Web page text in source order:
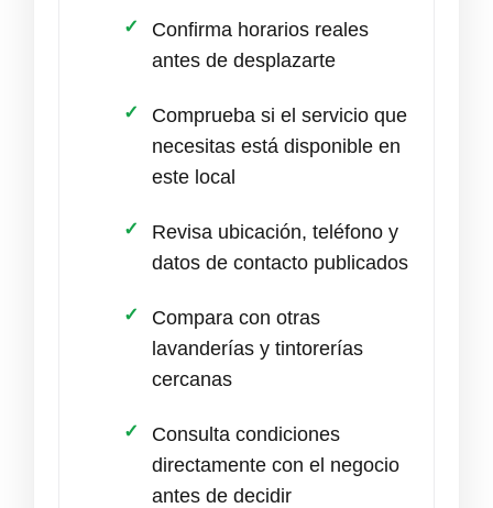
Confirma horarios reales
antes de desplazarte
Comprueba si el servicio que
necesitas está disponible en
este local
Revisa ubicación, teléfono y
datos de contacto publicados
Compara con otras
lavanderías y tintorerías
cercanas
Consulta condiciones
directamente con el negocio
antes de decidir